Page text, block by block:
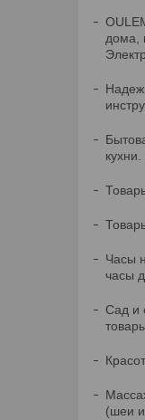
дома,
кухни.
Часы
часы
Сад и
(шеи